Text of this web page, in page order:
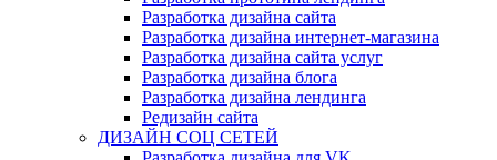
Разработка дизайна сайта
Разработка дизайна интернет-магазина
Разработка дизайна сайта услуг
Разработка дизайна блога
Разработка дизайна лендинга
Редизайн сайта
ДИЗАЙН СОЦ СЕТЕЙ